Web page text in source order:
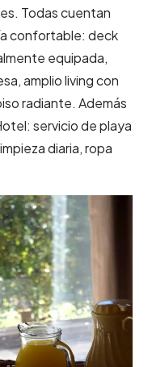
Todas cuentan
confortable: deck
equipada,
amplio living con
radiante. Además
servicio de playa
diaria, ropa